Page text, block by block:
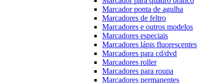
Marcador ponta de agulha
Marcadores de feltro
Marcadores e outros modelos
Marcadores especiais
Marcadores lápis fluorescentes
Marcadores para cd/dvd
Marcadores roller
Marcadores para roupa
Marcadores permanentes